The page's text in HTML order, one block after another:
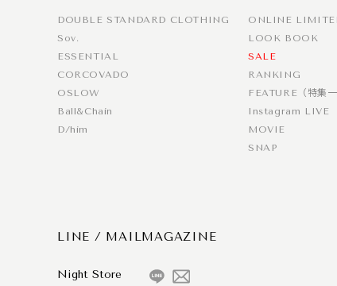
DOUBLE STANDARD CLOTHING
Sov.
ESSENTIAL
CORCOVADO
OSLOW
Ball&Chain
D/him
ONLINE
LOOK BOOK
SALE
RANKING
FEATURE（特集一
Instagram LIVE
MOVIE
SNAP
LINE / MAILMAGAZINE
Night Store